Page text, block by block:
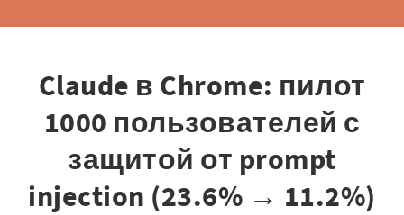
Claude в Chrome: пилот
1000 пользователей с
защитой от prompt
injection (23.6% → 11.2%)